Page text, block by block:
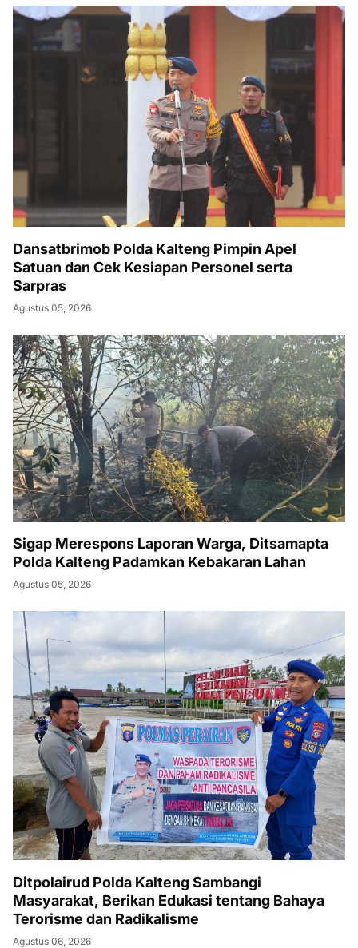
Dansatbrimob Polda Kalteng Pimpin Apel
Satuan dan Cek Kesiapan Personel serta
Sarpras
Agustus 05, 2026
Sigap Merespons Laporan Warga, Ditsamapta
Polda Kalteng Padamkan Kebakaran Lahan
Agustus 05, 2026
Ditpolairud Polda Kalteng Sambangi
Masyarakat, Berikan Edukasi tentang Bahaya
Terorisme dan Radikalisme
Agustus 06, 2026